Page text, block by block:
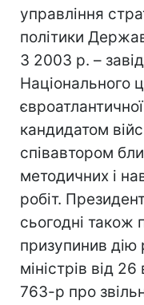
управління
політики
З 2003 р. –
Національного
кандидатом
співавтором
методичних і
робіт.
сьогодні також
призупинив дію
міністрів від
763-р про